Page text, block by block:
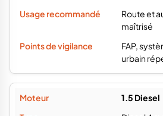
Route et
maîtrisé
FAP,
urbain
1.5 Diesel